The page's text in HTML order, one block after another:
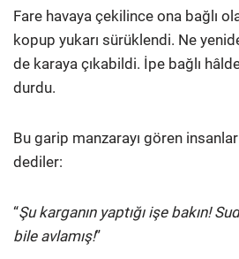
Fare havaya çekilince ona bağlı
kopup yukarı sürüklendi. Ne
de karaya çıkabildi. İpe bağlı
durdu.
Bu garip manzarayı gören
dediler:
“Şu karganın yaptığı işe bakın!
bile avlamış!”